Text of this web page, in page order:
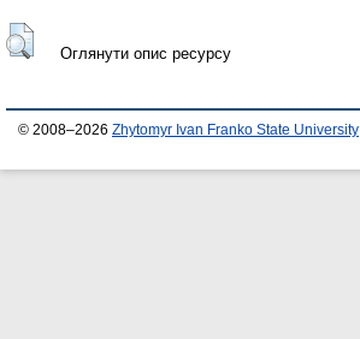
Оглянути опис ресурсу
© 2008–2026 Zhytomyr Ivan Franko State University